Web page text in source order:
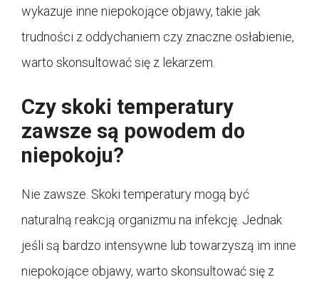
wykazuje inne niepokojące objawy, takie jak
trudności z oddychaniem czy znaczne osłabienie,
warto skonsultować się z lekarzem.
Czy skoki temperatury
zawsze są powodem do
niepokoju?
Nie zawsze. Skoki temperatury mogą być
naturalną reakcją organizmu na infekcję. Jednak
jeśli są bardzo intensywne lub towarzyszą im inne
niepokojące objawy, warto skonsultować się z